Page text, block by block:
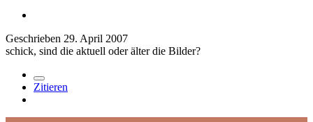
Geschrieben 29. April 2007
schick, sind die aktuell oder älter die Bilder?
Zitieren